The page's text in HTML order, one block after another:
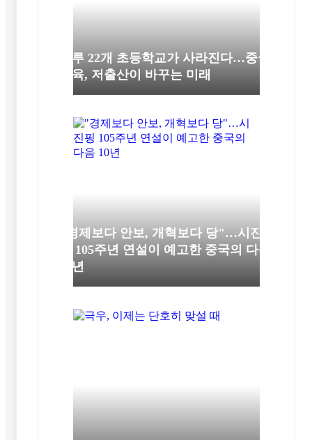
하루 22개 초등학교가 사라진다…중국
교육, 저출산이 바꾸는 미래
"경제보다 안보, 개혁보다 당"…시진
핑 105주년 연설이 예고한 중국의 다음
10년